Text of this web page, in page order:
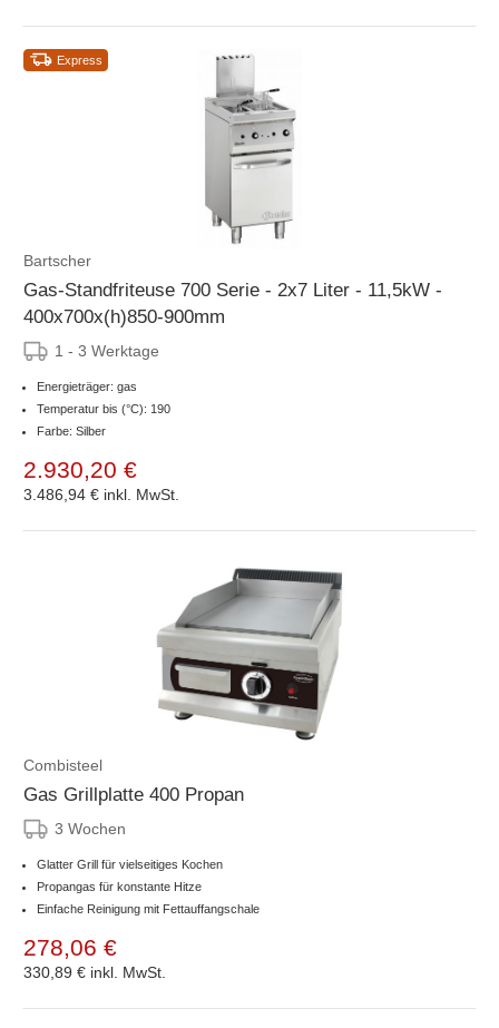
Express
Bartscher
Gas-Standfriteuse 700 Serie - 2x7 Liter - 11,5kW -
400x700x(h)850-900mm
1 - 3 Werktage
Energieträger: gas
Temperatur bis (°C): 190
Farbe: Silber
2.930,20 €
3.486,94 € inkl. MwSt.
Combisteel
Gas Grillplatte 400 Propan
3 Wochen
Glatter Grill für vielseitiges Kochen
Propangas für konstante Hitze
Einfache Reinigung mit Fettauffangschale
278,06 €
330,89 € inkl. MwSt.